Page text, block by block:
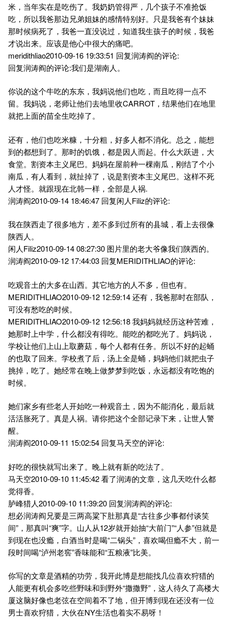
米，当年实在是吃伤了。我奶奶管得严，几个孩子不准抢饭
吃，所以我爸那边兄弟姐妹的感情特别好。只是我爸有个妹妹
那时候病死了，我爸一直没说过，知道我生孩子的时候，我爸
才说出来。应该是他心中很大的痛吧。
meridithliao2010-09-16 19:33:51 回复润涛阎的评论:
回复润涛阎的评论:我们是湖南人。
你说的这个牛吃的东东，我妈说他们也吃，而且吃得一点不
留。我妈说，老师让他们去地里收CARROT，结果他们在地里
就把上面的苗全生吃掉了。
还有，他们也吃米糠，十分粗，好多人都不消化。总之，能想
到的都想到了。那时的饥饿，都是因人而起。什么大跃进，大
食堂。割资本主义尾巴。妈妈在屋前种一棵南瓜，刚结了个小
南瓜，有人看到，就扯掉了，说是割资本主义尾巴。这样不死
人才怪。就跟现在北韩一样，全部是人祸.
润涛阎2010-09-14 18:46:47 回复闲人Filiz的评论:
我在陕西走了很多地方，差不多到过所有的县城，看上去很像
陕西人。
闲人Filiz2010-09-14 08:27:30 图片里的老大爷像我们陕西的。
润涛阎2010-09-12 17:44:03 回复MERIDITHLIAO的评论:
吃观音土的大多在山西。其它地方的人不多，但也有。
MERIDITHLIAO2010-09-12 12:59:14 还有，我爸那时在部队，
可没有愁吃的时候。
MERIDITHLIAO2010-09-12 12:56:18 我妈妈就经历这种苦难，
她那时上中学，什么都没有得吃。能吃的都吃光了。妈妈说，
学校让他们上山上取蘑菇，每个人都有任务。所以不好的起蛹
的也取了回来。学校煮了后，汤上全是蛹，妈妈他们就把虫子
挑掉，吃了。她经常在晚上做梦梦到吃饭，永远都没有吃饱的
时候。
她们家乡有些老人开始吃一种观音土，因为不能消化，最后就
活活胀死了。真是人祸。请你把这个全部记录下来，让世人警
醒。
润涛阎2010-09-11 15:02:54 回复马天空的评论:
好吃的很快就写出来了。晚上就有新的吃法了。
马天空2010-09-10 11:45:42 看了润涛的文章，这几天吃什么都
觉得香。
胪峰猎人2010-09-10 11:39:20 回复润涛阎的评论:
想必润涛阎兄要是三两高粱下肚那真是“古往多少事都付谈笑
间”，那真叫“爽”字。山人从12岁就开始抽“大前门”“人参”但就是
到现在也没瘾，白酒当时是喝“二锅头”，喜欢喝但瘾不大，前一
段时间喝“泸州老窖”香味能和“五粮液”比美。
你写的文章是酒精的功劳，我开此博是想能找几位喜欢狩猎的
人能更有机会多吃些野味和到野外“撒撒野”，这人待久了高楼大
厦这脑好像也老弦在空间着不了地，但开博到现在还没有一位
男士喜欢狩猎，大伙在NY生活也着实不易呀！